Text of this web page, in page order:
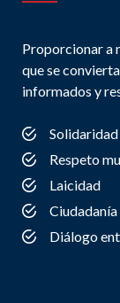
Proporcionar a
que se
informados y
Solidaridad
Respeto
Laicidad
Ciudadanía
Diálogo